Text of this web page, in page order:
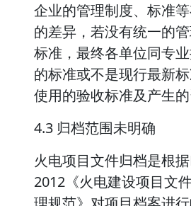
企业的管理制度、标准
的差异，若没有统一的
标准，最终各单位同专
的标准或不是现行最新
使用的验收标准及产生的
4.3 归档范围未明确
火电项目文件归档是根
2012《火电建设项目文